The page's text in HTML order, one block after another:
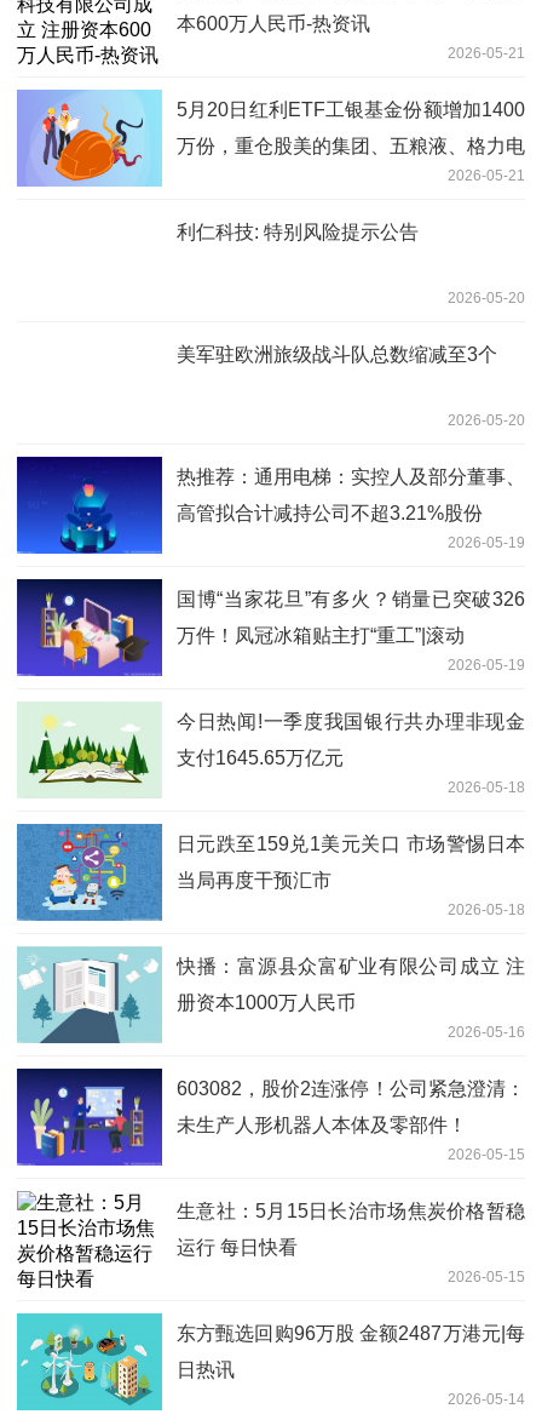
本600万人民币-热资讯
2026-05-21
5月20日红利ETF工银基金份额增加1400
万份，重仓股美的集团、五粮液、格力电
2026-05-21
利仁科技: 特别风险提示公告
2026-05-20
美军驻欧洲旅级战斗队总数缩减至3个
2026-05-20
热推荐：通用电梯：实控人及部分董事、
高管拟合计减持公司不超3.21%股份
2026-05-19
国博“当家花旦”有多火？销量已突破326
万件！凤冠冰箱贴主打“重工”|滚动
2026-05-19
今日热闻!一季度我国银行共办理非现金
支付1645.65万亿元
2026-05-18
日元跌至159兑1美元关口 市场警惕日本
当局再度干预汇市
2026-05-18
快播：富源县众富矿业有限公司成立 注
册资本1000万人民币
2026-05-16
603082，股价2连涨停！公司紧急澄清：
未生产人形机器人本体及零部件！
2026-05-15
生意社：5月15日长治市场焦炭价格暂稳
运行 每日快看
2026-05-15
东方甄选回购96万股 金额2487万港元|每
日热讯
2026-05-14